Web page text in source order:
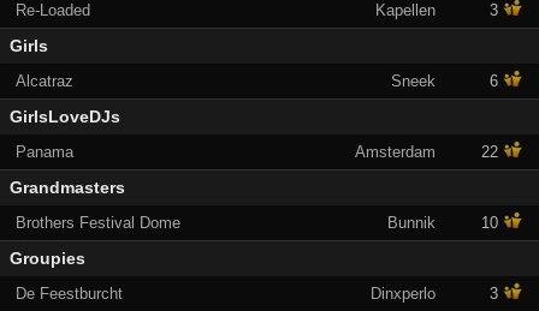
Re-Loaded Kapellen 3
Girls
Alcatraz Sneek 6
GirlsLoveDJs
Panama Amsterdam 22
Grandmasters
Brothers Festival Dome Bunnik 10
Groupies
De Feestburcht Dinxperlo 3